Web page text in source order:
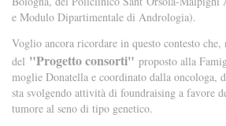
e Modulo Dipartimentale di Andrologia).
Voglio ancora ricordare in questo contesto che,
del "Progetto consorti" proposto alla
moglie Donatella e coordinato dalla oncologa,
sta svolgendo attività di foundraising a favore
tumore al seno di tipo genetico.